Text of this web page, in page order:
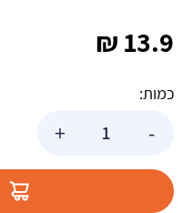
13.9
₪
כמות:
-
+